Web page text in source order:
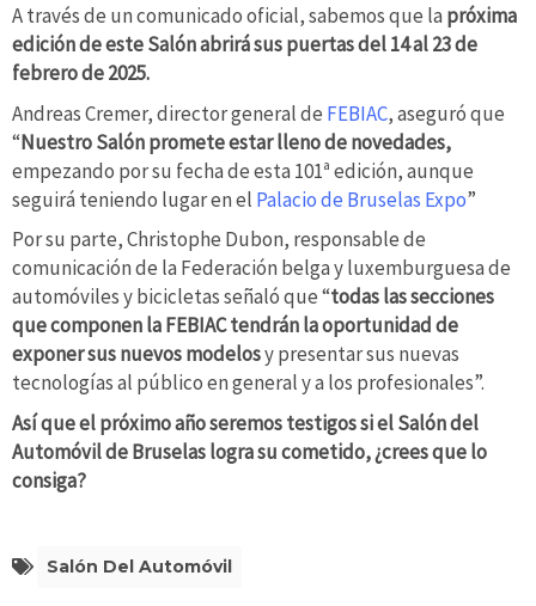
A través de un comunicado oficial, sabemos que la próxima
edición de este Salón abrirá sus puertas del 14 al 23 de
febrero de 2025.
Andreas Cremer, director general de FEBIAC, aseguró que
“Nuestro Salón promete estar lleno de novedades,
empezando por su fecha de esta 101ª edición, aunque
seguirá teniendo lugar en el Palacio de Bruselas Expo”
Por su parte, Christophe Dubon, responsable de
comunicación de la Federación belga y luxemburguesa de
automóviles y bicicletas señaló que “todas las secciones
que componen la FEBIAC tendrán la oportunidad de
exponer sus nuevos modelosy presentar sus nuevas
tecnologías al público en general y a los profesionales”.
Así que el próximo año seremos testigos si el Salón del
Automóvil de Bruselas logra su cometido, ¿crees que lo
consiga?
Salón Del Automóvil